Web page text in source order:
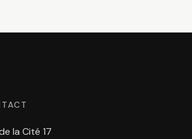
la Cité 17